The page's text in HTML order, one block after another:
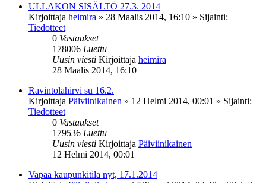
ULLAKON SISÄLTÖ 27.3. 2014
Kirjoittaja heimira » 28 Maalis 2014, 16:10 » Sijainti:
Tiedotteet
0 Vastaukset
178006 Luettu
Uusin viesti Kirjoittaja heimira
28 Maalis 2014, 16:10
Ravintolahirvi su 16.2.
Kirjoittaja Päiviinikainen » 12 Helmi 2014, 00:01 » Sijainti:
Tiedotteet
0 Vastaukset
179536 Luettu
Uusin viesti Kirjoittaja Päiviinikainen
12 Helmi 2014, 00:01
Vapaa kaupunkitila nyt, 17.1.2014